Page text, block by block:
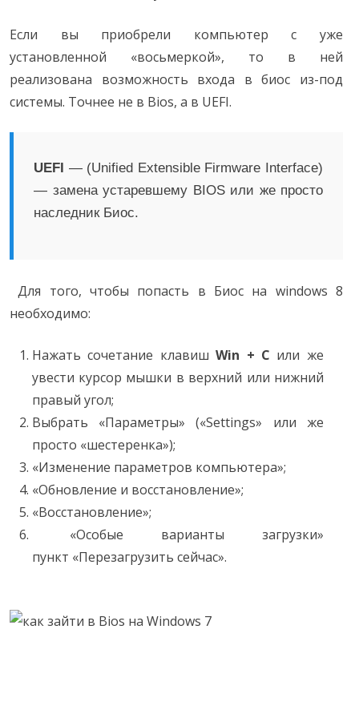
Если вы приобрели компьютер с уже
установленной «восьмеркой», то в ней
реализована возможность входа в биос из-под
системы. Точнее не в Bios, а в UEFI.
UEFI — (Unified Extensible Firmware Interface)
— замена устаревшему BIOS или же просто
наследник Биос.
Для того, чтобы попасть в Биос на windows 8
необходимо:
Нажать сочетание клавишWin + C или же
увести курсор мышки в верхний или нижний
правый угол;
Выбрать «Параметры» («Settings» или же
просто «шестеренка»);
«Изменение параметров компьютера»;
«Обновление и восстановление»;
«Восстановление»;
«Особые варианты загрузки»
пункт «Перезагрузить сейчас».